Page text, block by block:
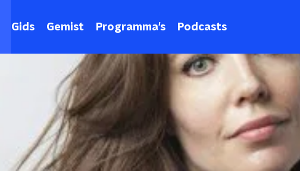
Gids Gemist Programma's Podcasts